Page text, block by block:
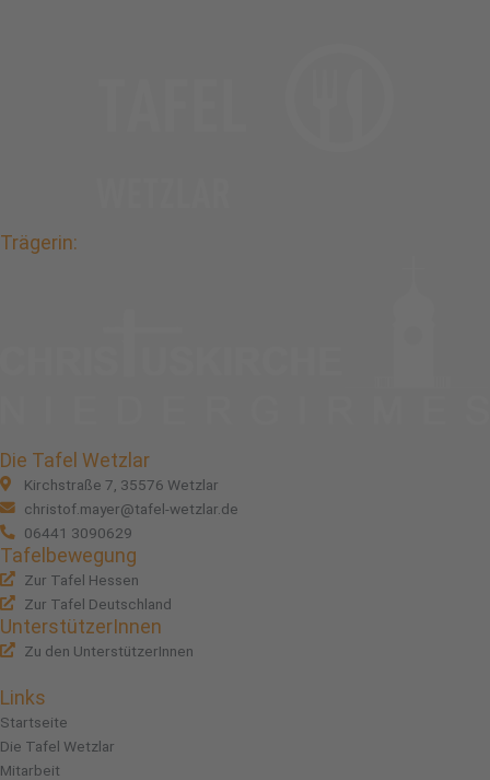
Trägerin:
Die Tafel Wetzlar
Kirchstraße 7, 35576 Wetzlar
christof.mayer@tafel-wetzlar.de
06441 3090629
Tafelbewegung
Zur Tafel Hessen
Zur Tafel Deutschland
UnterstützerInnen
Zu den UnterstützerInnen
Links
Startseite
Die Tafel Wetzlar
Mitarbeit